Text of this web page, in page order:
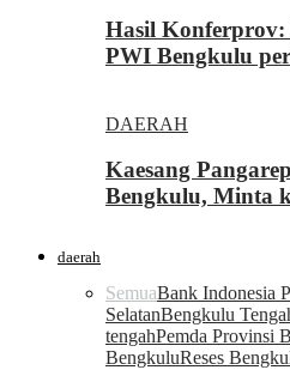
Hasil
PWI Bengkulu
DAERAH
Kaesang
Bengkulu, Minta
daerah
SemuaBank Indonesia
SelatanBengkulu
tengahPemda Provinsi
BengkuluReses